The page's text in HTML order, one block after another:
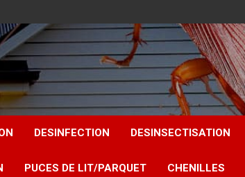
DESINFECTION DESINSECTISATION
PUCES DE LIT/PARQUET CHENILLES